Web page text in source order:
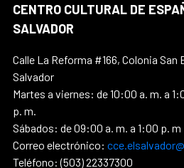
CENTRO CULTURAL DE
SALVADOR
Calle La Reforma #166, Colonia San
Salvador
Martes a viernes: de 10:00 a. m. a
p. m.
Sábados: de 09:00 a. m. a 1:00 p. m
Correo electrónico:
Teléfono: (503) 22337300